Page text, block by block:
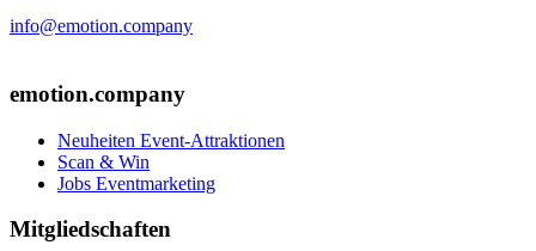
info@emotion.company
emotion.company
Neuheiten Event-Attraktionen
Scan & Win
Jobs Eventmarketing
Mitgliedschaften